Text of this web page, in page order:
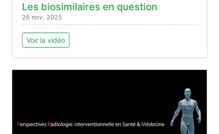
Les biosimilaires en question
26 nov. 2025
Voir la vidéo